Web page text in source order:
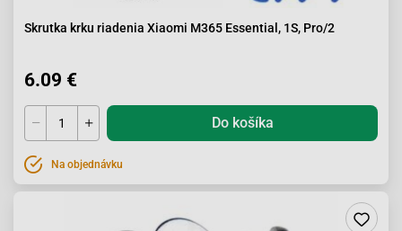
Skrutka krku riadenia Xiaomi M365 Essential, 1S, Pro/2
6.09 €
Do košíka
Na objednávku